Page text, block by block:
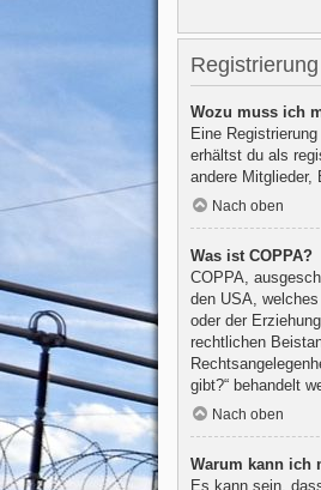
Wozu muss ich
Eine
erhältst du als
andere Mitglieder,
Nach oben
Was ist COPPA?
COPPA,
den USA,
oder der
rechtlichen
gibt?“ behandelt
Nach oben
Warum kann ich
Es kann sein,